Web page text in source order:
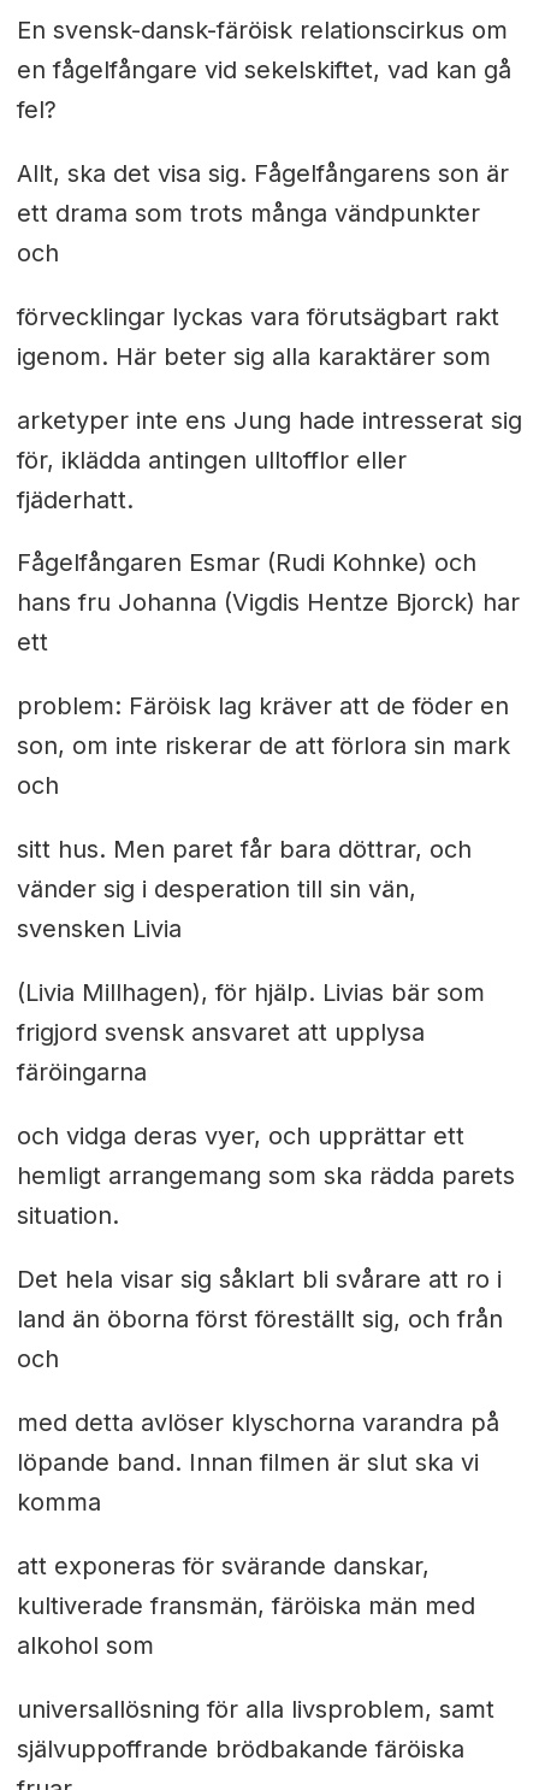
En svensk-dansk-färöisk relationscirkus om
en fågelfångare vid sekelskiftet, vad kan gå
fel?
Allt, ska det visa sig. Fågelfångarens son är
ett drama som trots många vändpunkter
och
förvecklingar lyckas vara förutsägbart rakt
igenom. Här beter sig alla karaktärer som
arketyper inte ens Jung hade intresserat sig
för, iklädda antingen ulltofflor eller
fjäderhatt.
Fågelfångaren Esmar (Rudi Kohnke) och
hans fru Johanna (Vigdis Hentze Bjorck) har
ett
problem: Färöisk lag kräver att de föder en
son, om inte riskerar de att förlora sin mark
och
sitt hus. Men paret får bara döttrar, och
vänder sig i desperation till sin vän,
svensken Livia
(Livia Millhagen), för hjälp. Livias bär som
frigjord svensk ansvaret att upplysa
färöingarna
och vidga deras vyer, och upprättar ett
hemligt arrangemang som ska rädda parets
situation.
Det hela visar sig såklart bli svårare att ro i
land än öborna först föreställt sig, och från
och
med detta avlöser klyschorna varandra på
löpande band. Innan filmen är slut ska vi
komma
att exponeras för svärande danskar,
kultiverade fransmän, färöiska män med
alkohol som
universallösning för alla livsproblem, samt
självuppoffrande brödbakande färöiska